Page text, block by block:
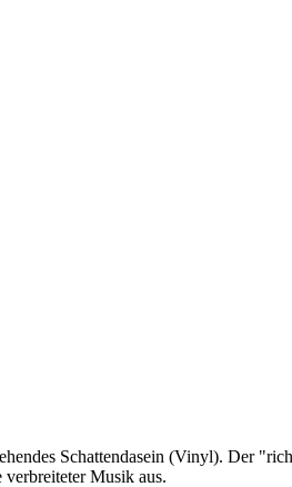
Schattendasein (Vinyl). Der
Musik aus.